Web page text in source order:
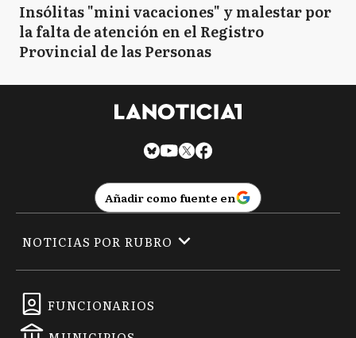
Insólitas "mini vacaciones" y malestar por
la falta de atención en el Registro
Provincial de las Personas
Añadir como fuente en
FUNCIONARIOS
NOTICIAS POR RUBRO